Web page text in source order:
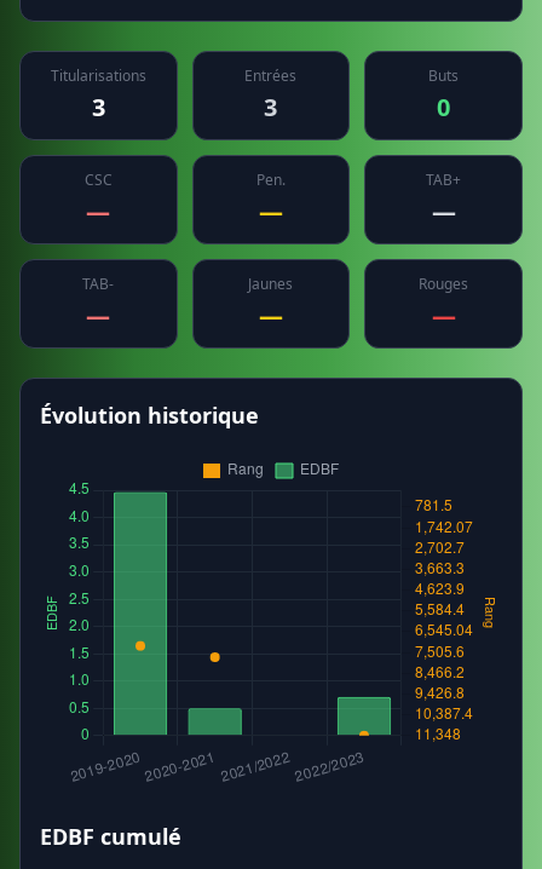
Titularisations
3
Entrées
3
Buts
0
CSC
—
Pen.
—
TAB+
—
TAB-
—
Jaunes
—
Rouges
—
Évolution historique
EDBF cumulé